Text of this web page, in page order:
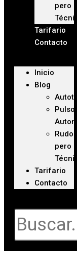
pero
Tarifario
Contacto
Inicio
Blog
Pulso
Rudo
pero
Tarifario
Contacto